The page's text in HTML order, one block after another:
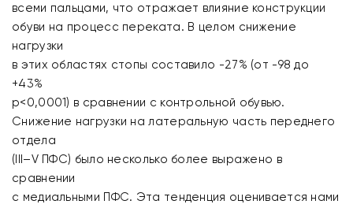
всеми пальцами, что отражает влияние конструкции
обуви на процесс переката. В целом снижение
нагрузки
в этих областях стопы составило -27% (от -98 до
+43%
р<0,0001) в сравнении с контрольной обувью.
Снижение нагрузки на латеральную часть переднего
отдела
(III–V ПФС) было несколько более выражено в
сравнении
с медиальными ПФС. Эта тенденция оценивается нами